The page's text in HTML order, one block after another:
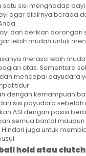
satu sisi menghadap bayi
agar bibirnya berada
dan berikan dorongan
lebih mudah untuk
merasa lebih
atas. Sementara
mencapai payudara
tidur.
dengan kemampuan
sisi payudara sebelah
ASI dengan posisi
semua bantal
juga untuk
hold atau